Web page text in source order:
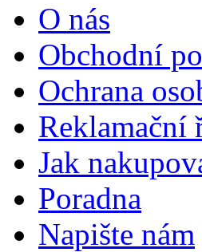
O nás
Obchodní
Ochrana
Reklamační
Jak
Poradna
Napište nám